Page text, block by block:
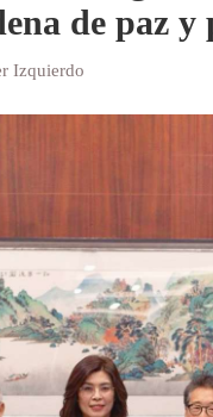
de paz
Izquierdo